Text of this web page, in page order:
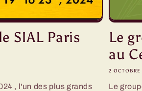
SIAL Paris
, l'un des plus grands
Le
au
2
Le